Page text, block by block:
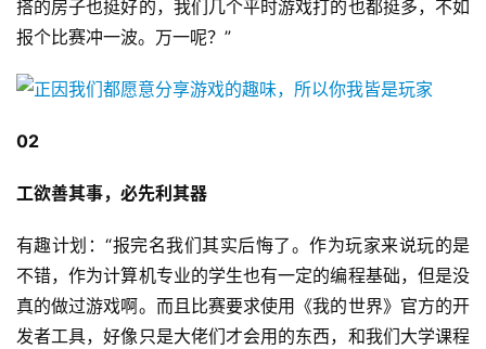
搭的房子也挺好的，我们几个平时游戏打的也都挺多，不如
报个比赛冲一波。万一呢？”
02
工欲善其事，必先利其器
有趣计划：“报完名我们其实后悔了。作为玩家来说玩的是
不错，作为计算机专业的学生也有一定的编程基础，但是没
真的做过游戏啊。而且比赛要求使用《我的世界》官方的开
发者工具，好像只是大佬们才会用的东西，和我们大学课程